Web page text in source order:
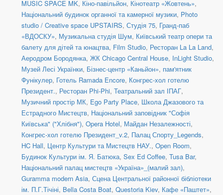
MUSIC SPACE MK, Кіно-павільйон, Кінотеатр «Жовтень»,
Національний будинок органної та камерної музики, Photo
studio / Creative space UPSTAIRS, Студія 75, Гранд-паб
«ВДОСКУ», Музикальна студія Шум, Київський театр опери та
балету для дітей та юнацтва, Film Studio, Ресторан La La Land,
Аеродром Бородянка, ЖК Chicago Central House, InLight Studio,
Музей Лесі Українки, Бізнес-центр «Каньйон», пам'ятник
Фунікулер, Готель Ramada Encore, Конгрес-хол готелю
Президент., Ресторан Phi-Phi, Театральний зал ІПАГ,
Музичний простір МК, Ego Party Place, Школа Джазового та
Естрадного Мистецтв, Національний заповідник "Софія
Київська" ("Хлібня"), Opera Hotel, Майдан Незалежності,
Конгрес-хол готелю Президент_v.2, Палац Спорту_Legends,
HC Hall, Центр Культури та Мистецтв НАУ., Open Room,
Будинок Культури ім. Я. Батюка, Sex Ed Coffee, Tusa Bar,
Національний палац мистецтв «Україна»_(малий зал),
Guramma modern Asia, Сцена Центральної районної бібліотеки
ім. П.Г.Тічіні, Bella Costa Boat, Questoria Kiev, Кафе «Паштет»,